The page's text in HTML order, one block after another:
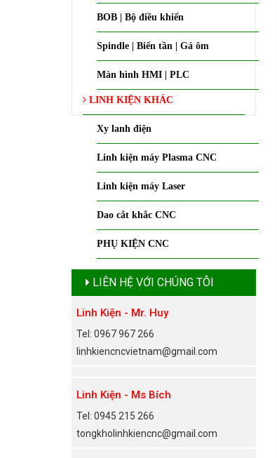
BOB | Bộ điều khiển
Spindle | Biến tần | Gá ôm
Màn hình HMI | PLC
LINH KIỆN KHÁC
Xy lanh điện
Linh kiện máy Plasma CNC
Linh kiện máy Laser
Dao cắt khắc CNC
PHỤ KIỆN CNC
LIÊN HỆ VỚI CHÚNG TÔI
Linh Kiện - Mr. Huy
Tel: 0967 967 266
linhkiencncvietnam@gmail.com
Linh Kiện - Ms Bích
Tel: 0945 215 266
tongkholinhkiencnc@gmail.com